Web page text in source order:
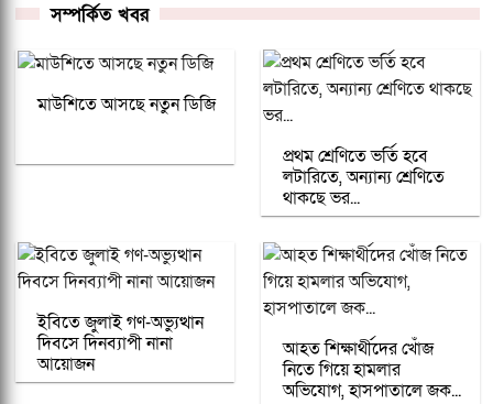
সম্পর্কিত খবর
মাউশিতে আসছে নতুন ডিজি
প্রথম শ্রেণিতে ভর্তি হবে
লটারিতে, অন্যান্য শ্রেণিতে
থাকছে ভর...
ইবিতে জুলাই গণ-অভ্যুত্থান
দিবসে দিনব্যাপী নানা
আয়োজন
আহত শিক্ষার্থীদের খোঁজ
নিতে গিয়ে হামলার
অভিযোগ, হাসপাতালে জক...